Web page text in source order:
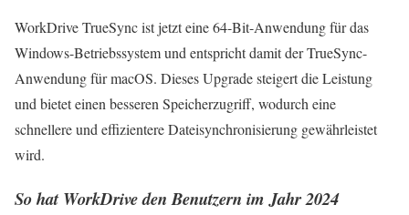
WorkDrive TrueSync ist jetzt eine 64-Bit-Anwendung für das
Windows-Betriebssystem und entspricht damit der TrueSync-
Anwendung für macOS. Dieses Upgrade steigert die Leistung
und bietet einen besseren Speicherzugriff, wodurch eine
schnellere und effizientere Dateisynchronisierung gewährleistet
wird.
So hat WorkDrive den Benutzern im Jahr 2024